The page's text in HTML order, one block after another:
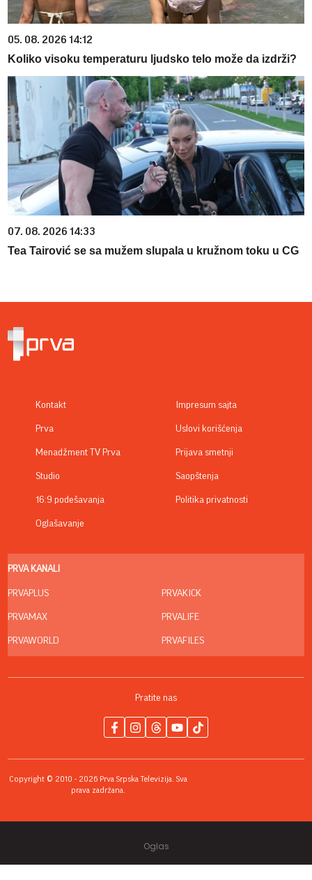
05. 08. 2026 14:12
Koliko visoku temperaturu ljudsko telo može da izdrži?
07. 08. 2026 14:33
Tea Tairović se sa mužem slupala u kružnom toku u CG
Kontakt
Prva
Menadžment TV Prva
Studio
16:9 podešavanja
Oglašavanje
Impresum sajta
Uslovi korišćenja
Prijava smetnji
Saopštenja
Politika privatnosti
PRVA KANALI
PRVAPLUS
PRVAMAX
PRVAWORLD
PRVAKICK
PRVALIFE
PRVAFILES
Pratite nas
Copyright © 2010 - 2026 Prva Srpska Televizija. Sva
prava zadržana.